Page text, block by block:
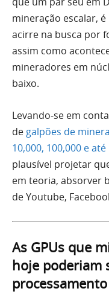
mineração escalar,
acirre na busca por
assim como
mineradores em
baixo.
Levando-se em
de galpões de
10,000, 100,000 e
plausível projetar
em teoria, absorver
de Youtube,
As GPUs que
hoje poderiam